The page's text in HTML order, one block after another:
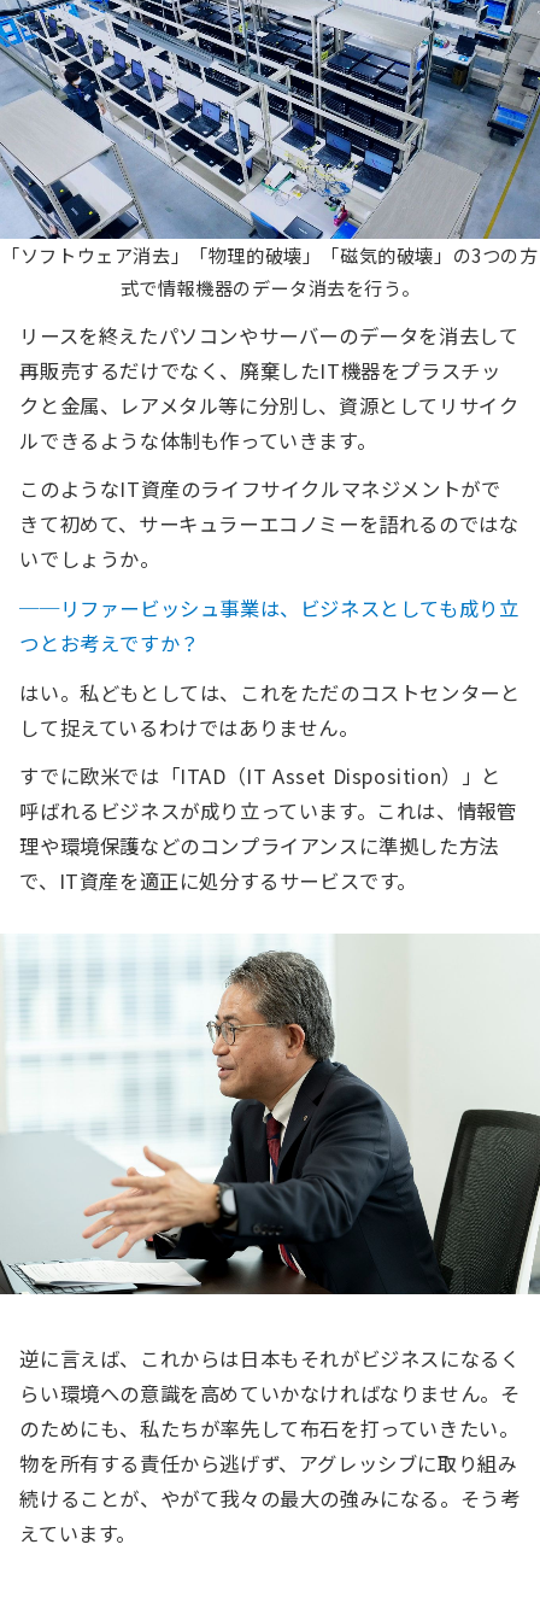
「ソフトウェア消去」「物理的破壊」「磁気的破壊」の3つの方
式で情報機器のデータ消去を行う。
リースを終えたパソコンやサーバーのデータを消去して
再販売するだけでなく、廃棄したIT機器をプラスチッ
クと金属、レアメタル等に分別し、資源としてリサイク
ルできるような体制も作っていきます。
このようなIT資産のライフサイクルマネジメントがで
きて初めて、サーキュラーエコノミーを語れるのではな
いでしょうか。
──リファービッシュ事業は、ビジネスとしても成り立
つとお考えですか？
はい。私どもとしては、これをただのコストセンターと
して捉えているわけではありません。
すでに欧米では「ITAD（IT Asset Disposition）」と
呼ばれるビジネスが成り立っています。これは、情報管
理や環境保護などのコンプライアンスに準拠した方法
で、IT資産を適正に処分するサービスです。
逆に言えば、これからは日本もそれがビジネスになるく
らい環境への意識を高めていかなければなりません。そ
のためにも、私たちが率先して布石を打っていきたい。
物を所有する責任から逃げず、アグレッシブに取り組み
続けることが、やがて我々の最大の強みになる。そう考
えています。